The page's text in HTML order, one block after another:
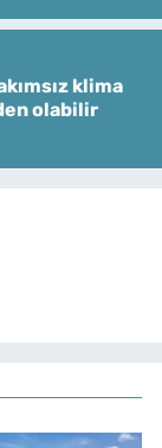
klima
olabilir